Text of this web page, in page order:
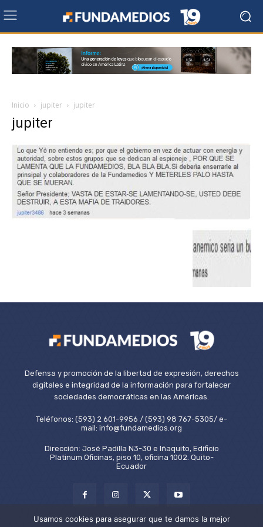
Inicio jupiter jupiter
jupiter
Defensa y promoción de la libertad de expresión, derechos
digitales e integridad de la información para fortalecer
sociedades democráticas en las Américas.
Teléfonos: (593) 2 601-9956 / (593) 98 767-5305/ e-
mail: info@fundamedios.org
Dirección: José Padilla N3-30 e Iñaquito, Edificio
Platinum Oficinas, piso 10, oficina 1002. Quito-
Ecuador
Usamos cookies para asegurar que te damos la mejor